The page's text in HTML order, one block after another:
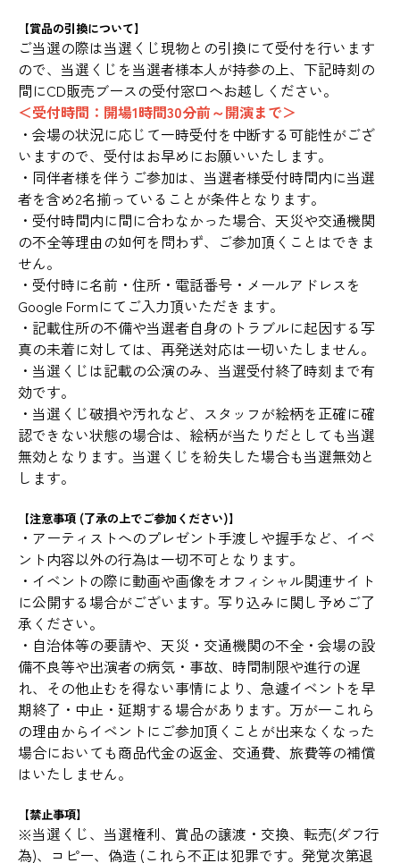
【賞品の引換について】
ご当選の際は当選くじ現物との引換にて受付を行います
ので、当選くじを当選者様本人が持参の上、下記時刻の
間にCD販売ブースの受付窓口へお越しください。
＜受付時間：開場1時間30分前～開演まで＞
・会場の状況に応じて一時受付を中断する可能性がござ
いますので、受付はお早めにお願いいたします。
・同伴者様を伴うご参加は、当選者様受付時間内に当選
者を含め2名揃っていることが条件となります。
・受付時間内に間に合わなかった場合、天災や交通機関
の不全等理由の如何を問わず、ご参加頂くことはできま
せん。
・受付時に名前・住所・電話番号・メールアドレスを
Google Formにてご入力頂いただきます。
・記載住所の不備や当選者自身のトラブルに起因する写
真の未着に対しては、再発送対応は一切いたしません。
・当選くじは記載の公演のみ、当選受付終了時刻まで有
効です。
・当選くじ破損や汚れなど、スタッフが絵柄を正確に確
認できない状態の場合は、絵柄が当たりだとしても当選
無効となります。当選くじを紛失した場合も当選無効と
します。
【注意事項 (了承の上でご参加ください)】
・アーティストへのプレゼント手渡しや握手など、イベ
ント内容以外の行為は一切不可となります。
・イベントの際に動画や画像をオフィシャル関連サイト
に公開する場合がございます。写り込みに関し予めご了
承ください。
・自治体等の要請や、天災・交通機関の不全・会場の設
備不良等や出演者の病気・事故、時間制限や進行の遅
れ、その他止むを得ない事情により、急遽イベントを早
期終了・中止・延期する場合があります。万が一これら
の理由からイベントにご参加頂くことが出来なくなった
場合においても商品代金の返金、交通費、旅費等の補償
はいたしません。
【禁止事項】
※当選くじ、当選権利、賞品の譲渡・交換、転売(ダフ行
為)、コピー、偽造 (これら不正は犯罪です。発覚次第退